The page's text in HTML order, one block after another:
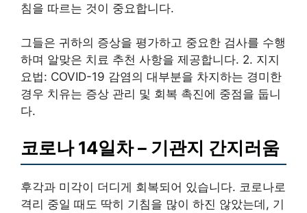
침을 따르는 것이 중요합니다.
그들은 귀하의 증상을 평가하고 중요한 검사를 수행
하며 알맞은 치료 추천 사항을 제공합니다. 2. 지지
요법: COVID-19 감염의 대부분을 차지하는 경미한
경우 치유는 증상 관리 및 회복 촉진에 중점을 둡니
다.
코로나 14일차 – 기관지 간지러움
후각과 미각이 더디게 회복되어 있습니다. 코로나로
격리 중일 때도 딱히 기침을 많이 하진 않았는데, 기